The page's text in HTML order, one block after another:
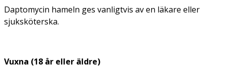
Daptomycin hameln ges vanligtvis av en läkare eller
sjuksköterska.
Vuxna (18 år eller äldre)